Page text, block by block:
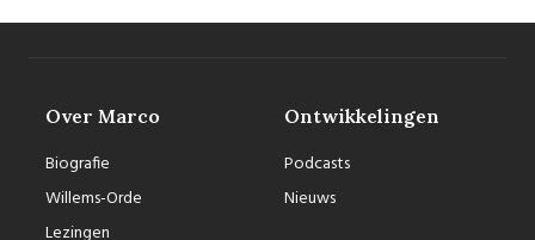
Over Marco
Biografie
Willems-Orde
Lezingen
Ontwikkelingen
Podcasts
Nieuws